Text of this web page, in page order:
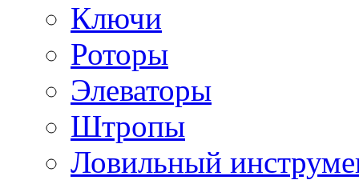
Ключи
Роторы
Элеваторы
Штропы
Ловильный